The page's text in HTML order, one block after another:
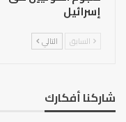
إسرائيل
السابق التالي
شاركنا أفكارك